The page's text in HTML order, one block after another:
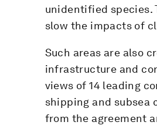
unidentified species.
slow the impacts of
Such areas are also
infrastructure and
views of 14 leading
shipping and subsea
from the agreement